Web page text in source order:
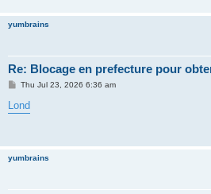
yumbrains
Re: Blocage en prefecture pour
P
s
t
Thu Jul 23, 2026 6:36 am
Lond
yumbrains